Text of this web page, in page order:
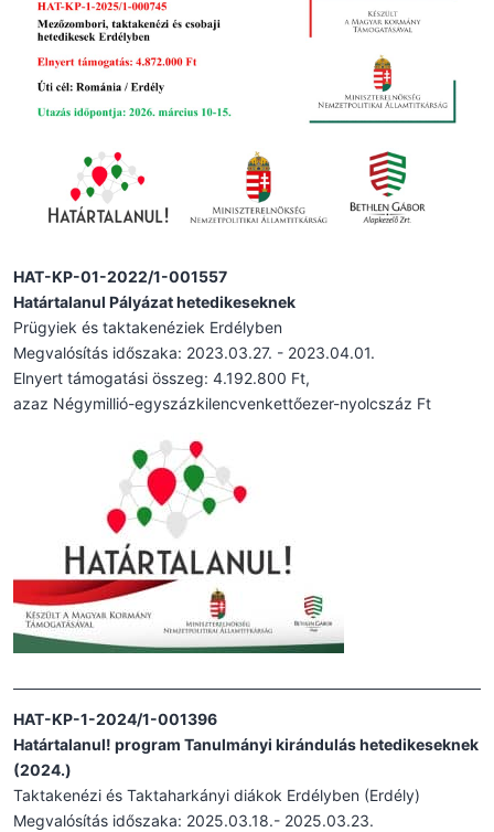
HAT-KP-01-2022/1-001557
Határtalanul Pályázat hetedikeseknek
Prügyiek és taktakenéziek Erdélyben
Megvalósítás időszaka: 2023.03.27. - 2023.04.01.
Elnyert támogatási összeg: 4.192.800 Ft,
azaz Négymillió-egyszázkilencvenkettőezer-nyolcszáz Ft
HAT-KP-1-2024/1-001396
Határtalanul! program Tanulmányi kirándulás hetedikeseknek
(2024.)
Taktakenézi és Taktaharkányi diákok Erdélyben (Erdély)
Megvalósítás időszaka: 2025.03.18.- 2025.03.23.